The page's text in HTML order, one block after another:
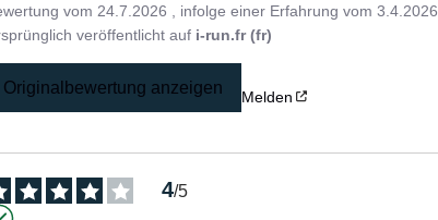
vom 24.7.2026 , infolge einer Erfahrung vom3.4.2026
veröffentlicht auf i-run.fr (fr)
Originalbewertung anzeigen Melden
4/5